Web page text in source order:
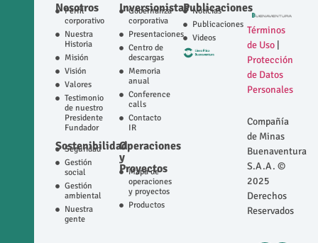
Nosotros
Perfil
corporativo
Nuestra
Historia
Misión
Visión
Valores
Testimonio
de nuestro
Presidente
Fundador
Sostenibilidad
Seguridad
Gestión
social
Gestión
ambiental
Nuestra
gente
Inversionistas
Gobernanza
corporativa
Presentaciones
Centro de
descargas
Memoria
anual
Conference
calls
Contacto
IR
Operaciones
y
Proyectos
Mapa de
operaciones
y proyectos
Productos
Publicaciones
Noticias
Publicaciones
Videos
Términos
de Uso
Protección
de Datos
Personales
Compañía
de Minas
Buenaventura
S.A.A. ©
2025
Derechos
Reservados